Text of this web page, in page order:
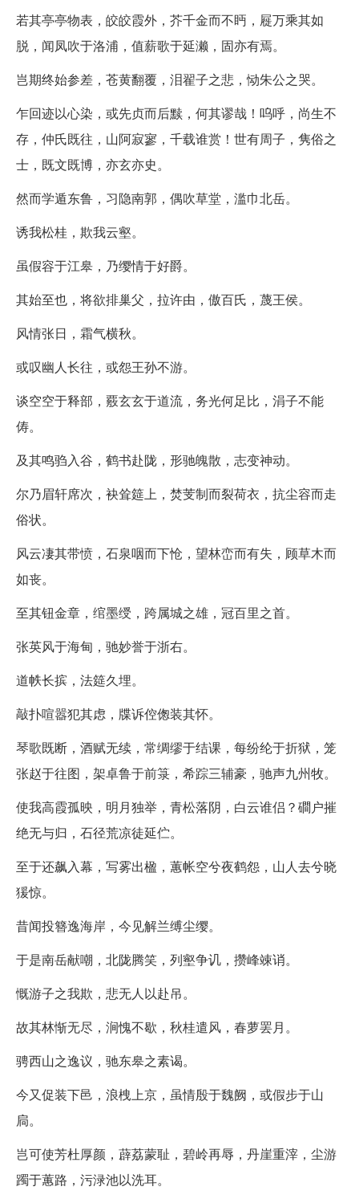
若其亭亭物表，皎皎霞外，芥千金而不眄，屣万乘其如
脱，闻凤吹于洛浦，值薪歌于延濑，固亦有焉。
岂期终始参差，苍黄翻覆，泪翟子之悲，恸朱公之哭。
乍回迹以心染，或先贞而后黩，何其谬哉！呜呼，尚生不
存，仲氏既往，山阿寂寥，千载谁赏！世有周子，隽俗之
士，既文既博，亦玄亦史。
然而学遁东鲁，习隐南郭，偶吹草堂，滥巾北岳。
诱我松桂，欺我云壑。
虽假容于江皋，乃缨情于好爵。
其始至也，将欲排巢父，拉许由，傲百氏，蔑王侯。
风情张日，霜气横秋。
或叹幽人长往，或怨王孙不游。
谈空空于释部，覈玄玄于道流，务光何足比，涓子不能
俦。
及其鸣驺入谷，鹤书赴陇，形驰魄散，志变神动。
尔乃眉轩席次，袂耸筵上，焚芰制而裂荷衣，抗尘容而走
俗状。
风云凄其带愤，石泉咽而下怆，望林峦而有失，顾草木而
如丧。
至其钮金章，绾墨绶，跨属城之雄，冠百里之首。
张英风于海甸，驰妙誉于浙右。
道帙长摈，法筵久埋。
敲扑喧嚣犯其虑，牒诉倥偬装其怀。
琴歌既断，酒赋无续，常绸缪于结课，每纷纶于折狱，笼
张赵于往图，架卓鲁于前箓，希踪三辅豪，驰声九州牧。
使我高霞孤映，明月独举，青松落阴，白云谁侣？磵户摧
绝无与归，石径荒凉徒延伫。
至于还飙入幕，写雾出楹，蕙帐空兮夜鹤怨，山人去兮晓
猨惊。
昔闻投簪逸海岸，今见解兰缚尘缨。
于是南岳献嘲，北陇腾笑，列壑争讥，攒峰竦诮。
慨游子之我欺，悲无人以赴吊。
故其林惭无尽，涧愧不歇，秋桂遣风，春萝罢月。
骋西山之逸议，驰东皋之素谒。
今又促装下邑，浪栧上京，虽情殷于魏阙，或假步于山
扃。
岂可使芳杜厚颜，薜荔蒙耻，碧岭再辱，丹崖重滓，尘游
躅于蕙路，污渌池以洗耳。